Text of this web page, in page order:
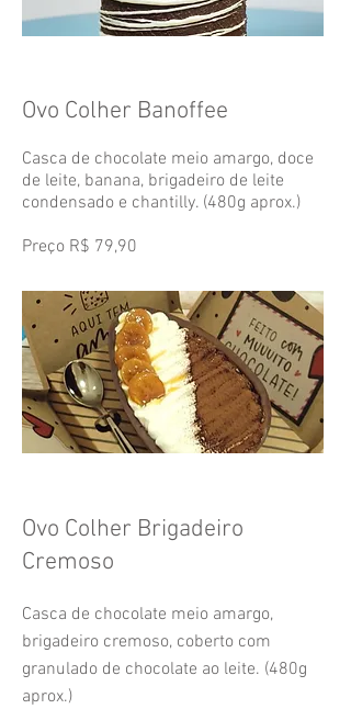
Ovo Colher Banoffee
Casca de chocolate meio amargo, doce
de leite, banana, brigadeiro de leite
condensado e chantilly. (480g aprox.)
Preço R$ 79,90
Ovo Colher Brigadeiro
Cremoso
Casca de chocolate meio amargo,
brigadeiro cremoso, coberto com
granulado de chocolate ao leite. (480g
aprox.)